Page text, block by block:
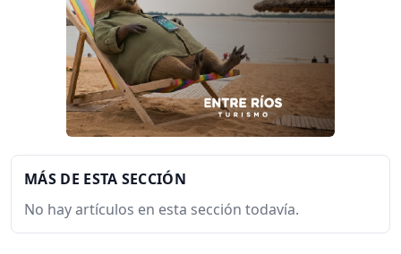
MÁS DE ESTA SECCIÓN
No hay artículos en esta sección todavía.